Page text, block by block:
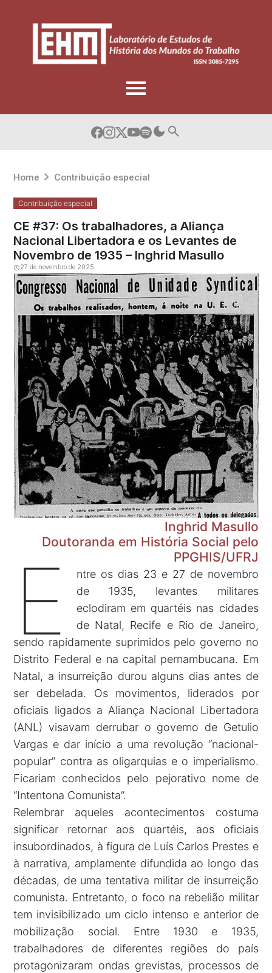
Home Contribuição especial
Contribuição especial
CE #37: Os trabalhadores, a Aliança
Nacional Libertadora e os Levantes de
Novembro de 1935 – Inghrid Masullo
27 de novembro de 2025
Inghrid Masullo
Doutoranda em História Social pelo
PPGHIS/UFRJ
E
ntre os dias 23 e 27 de novembro
de 1935, levantes militares
eclodiram em quartéis nas cidades
de Natal, Recife e Rio de Janeiro,
sendo rapidamente suprimidos pelo governo no
Distrito Federal e na capital pernambucana. Em
Natal, a insurreição durou alguns dias antes de
ser debelada. Os movimentos, liderados por
oficiais ligados a Aliança Nacional Libertadora
(ANL) visavam derrubar o governo de Getulio
Vargas e dar início a uma revolução “nacional-
popular” contra as oligarquias e o imperialismo.
Ficariam conhecidos pelo pejorativo nome de
“Intentona Comunista”.
Relembrar aqueles acontecimentos costuma
significar retornar aos quartéis, aos oficiais
insubordinados, à figura de Luís Carlos Prestes e
à narrativa, amplamente difundida ao longo das
décadas, de uma tentativa militar de insurreição
comunista. Entretanto, o foco na rebelião militar
tem invisibilizado um ciclo intenso e anterior de
mobilização social. Entre 1930 e 1935,
trabalhadores de diferentes regiões do país
protagonizaram ondas grevistas, processos de